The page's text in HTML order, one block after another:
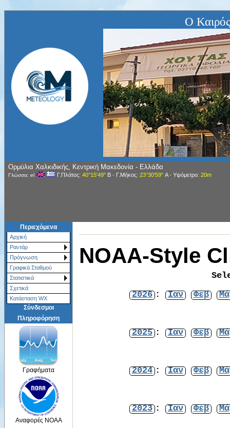
Ο
Ορμύλια Χαλκιδικής, Κεντρική Μακεδονία - Ελλάδα
Γλώσσα: el Γ.Πλάτος: 40°15'49" Β- Γ.Μήκος: 23°30'59" Α- Υψόμετρο: 20m
Περιεχόμενα
Αρχική
Ραντάρ
Πρόγνωση
Γραφικά Σταθμού
Στατιστικά
Σχετικά
Κατάσταση WX
Σύνδεσμοι
Πληροφόρηση
Γραφήματα
Αναφορές NOAA
NOAA-Style
2026 : Ιαν Φεβ
2025 : Ιαν Φεβ
2024 : Ιαν Φεβ
2023 : Ιαν Φεβ